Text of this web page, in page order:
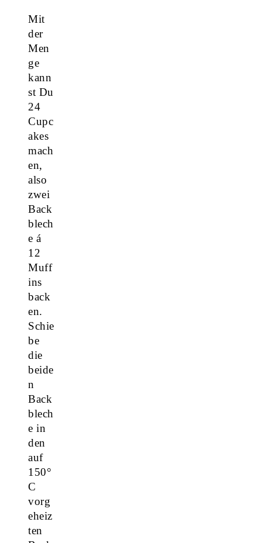
Mit
der
Men
ge
kann
st Du
24
Cupc
akes
mach
en,
also
zwei
Back
blech
e á
12
Muff
ins
back
en.
Schie
be
die
beide
n
Back
blech
e in
den
auf
150°
C
vorg
eheiz
ten